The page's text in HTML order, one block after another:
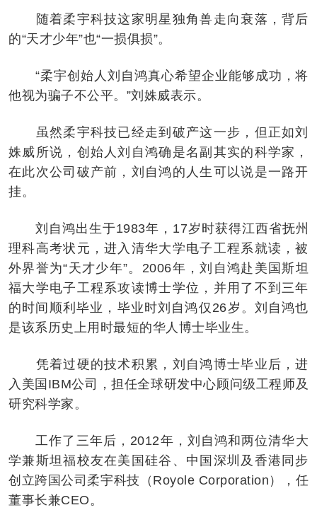
随着柔宇科技这家明星独角兽走向衰落，背后
的“天才少年”也“一损俱损”。
“柔宇创始人刘自鸿真心希望企业能够成功，将
他视为骗子不公平。”刘姝威表示。
虽然柔宇科技已经走到破产这一步，但正如刘
姝威所说，创始人刘自鸿确是名副其实的科学家，
在此次公司破产前，刘自鸿的人生可以说是一路开
挂。
刘自鸿出生于1983年，17岁时获得江西省抚州
理科高考状元，进入清华大学电子工程系就读，被
外界誉为“天才少年”。2006年，刘自鸿赴美国斯坦
福大学电子工程系攻读博士学位，并用了不到三年
的时间顺利毕业，毕业时刘自鸿仅26岁。刘自鸿也
是该系历史上用时最短的华人博士毕业生。
凭着过硬的技术积累，刘自鸿博士毕业后，进
入美国IBM公司，担任全球研发中心顾问级工程师及
研究科学家。
工作了三年后，2012年，刘自鸿和两位清华大
学兼斯坦福校友在美国硅谷、中国深圳及香港同步
创立跨国公司柔宇科技（Royole Corporation），任
董事长兼CEO。